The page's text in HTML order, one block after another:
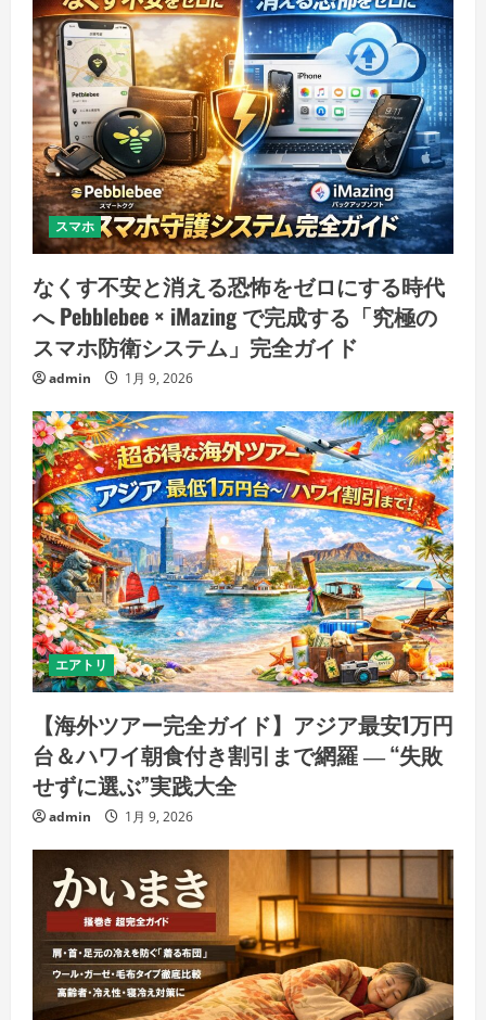
スマホ
なくす不安と消える恐怖をゼロにする時代
へ Pebblebee × iMazing で完成する「究極の
スマホ防衛システム」完全ガイド
admin 1月 9, 2026
エアトリ
【海外ツアー完全ガイド】アジア最安1万円
台＆ハワイ朝食付き割引まで網羅 ― “失敗
せずに選ぶ”実践大全
admin 1月 9, 2026